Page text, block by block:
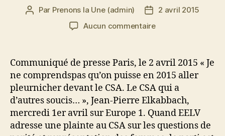
Auteur
Par Prenons la Une (admin)
Date2 avril 2015
Aucun commentairesur
Pierre
Elkabbach
se
trompe
sur
le
CSA
Communiqué de presse Paris, le 2 avril 2015 « Je
ne comprendspas qu’on puisse en 2015 aller
pleurnicher devant le CSA. Le CSA qui a
d’autres soucis… », Jean-Pierre Elkabbach,
mercredi 1er avril sur Europe 1. Quand EELV
adresse une plainte au CSA sur les questions de